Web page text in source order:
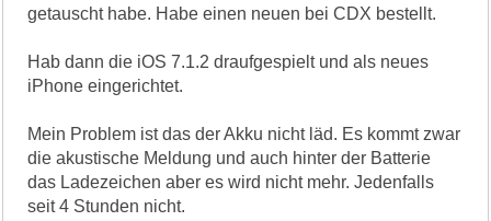
getauscht habe. Habe einen neuen bei CDX bestellt.
Hab dann die iOS 7.1.2 draufgespielt und als neues
iPhone eingerichtet.
Mein Problem ist das der Akku nicht läd. Es kommt zwar
die akustische Meldung und auch hinter der Batterie
das Ladezeichen aber es wird nicht mehr. Jedenfalls
seit 4 Stunden nicht.